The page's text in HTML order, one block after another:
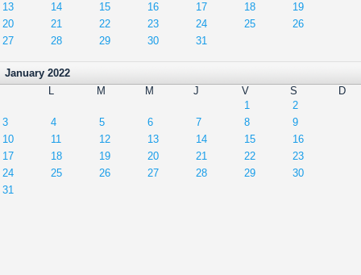
13
14 15 16 17 18
19
20
21 22 23 24 25
26
27
28 29 30 31
January 2022
L
M M J V S
D
1
2
3
4 5 6 7 8
9
10
11 12 13 14 15
16
17
18 19 20 21 22
23
24
25 26 27 28 29
30
31